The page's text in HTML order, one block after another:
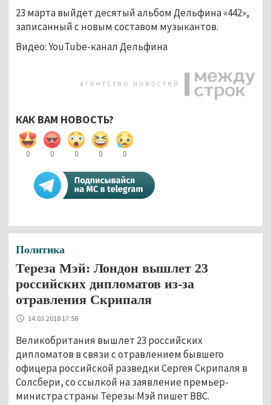
23 марта выйдет десятый альбом Дельфина «442»,
записанный с новым составом музыкантов.
Видео: YouTube-канал Дельфина
КАК ВАМ НОВОСТЬ?
0 0 0 0 0
Политика
Тереза Мэй: Лондон вышлет 23
российских дипломатов из-за
отравления Скрипаля
14.03.2018 17:58
Великобритания вышлет 23 российских
дипломатов в связи с отравлением бывшего
офицера российской разведки Сергея Скрипаля в
Солсбери, со ссылкой на заявление премьер-
министра страны Терезы Мэй пишет BBC.